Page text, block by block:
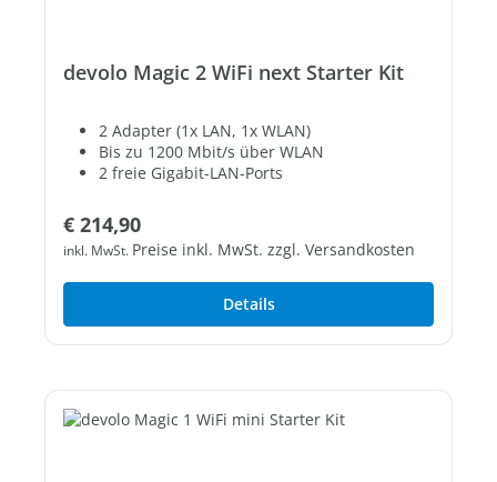
devolo Magic 2 WiFi next Starter Kit
2 Adapter (1x LAN, 1x WLAN)
Bis zu 1200 Mbit/s über WLAN
2 freie Gigabit-LAN-Ports
Regulärer Preis:
€ 214,90
inkl. MwSt. Preise inkl. MwSt. zzgl. Versandkosten
Details